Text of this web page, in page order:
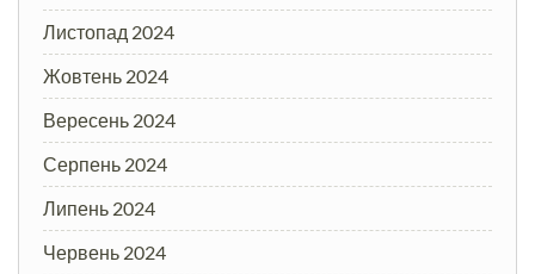
Листопад 2024
Жовтень 2024
Вересень 2024
Серпень 2024
Липень 2024
Червень 2024